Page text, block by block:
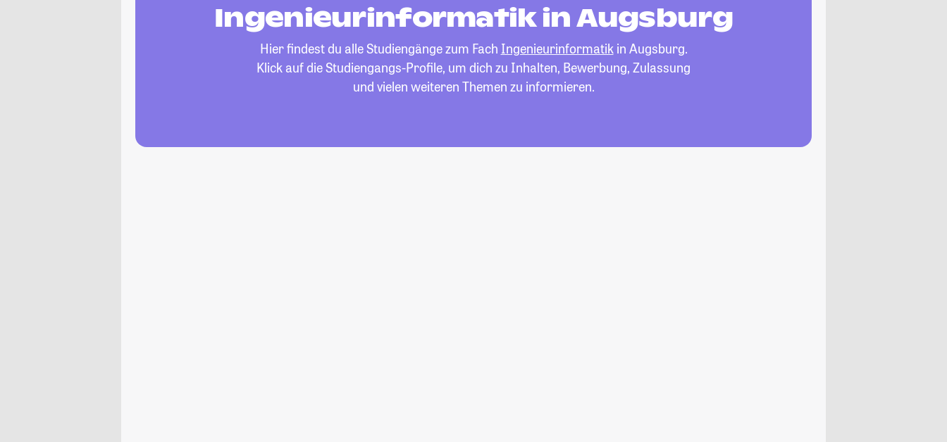
Ingenieurinformatik in Augsburg
Hier findest du alle Studiengänge zum Fach Ingenieurinformatikin Augsburg.
Klick auf die Studiengangs-Profile, um dich zu Inhalten, Bewerbung, Zulassung
und vielen weiteren Themen zu informieren.